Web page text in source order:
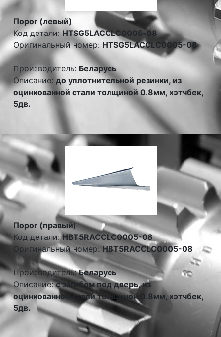
Порог (левый)
Код детали:HTSG5LACCLC0005-08
Оригинальный номер: HTSG5LACCLC0005-08
Производитель: Беларусь
Описание: до уплотнительной резинки, из
оцинкованной стали толщиной 0.8мм, хэтчбек,
5дв.
Порог (правый)
Код детали:HBT5RACCLC0005-08
Оригинальный номер: HBT5RACCLC0005-08
Производитель:Беларусь
Описание:с загибом под дверь, из
оцинкованной стали толщиной 0.8мм, хэтчбек,
5дв.